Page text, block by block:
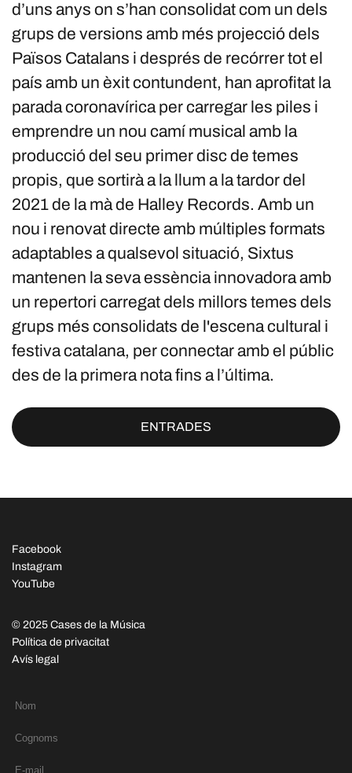
d’uns anys on s’han consolidat com un dels
grups de versions amb més projecció dels
Països Catalans i després de recórrer tot el
país amb un èxit contundent, han aprofitat la
parada coronavírica per carregar les piles i
emprendre un nou camí musical amb la
producció del seu primer disc de temes
propis, que sortirà a la llum a la tardor del
2021 de la mà de Halley Records. Amb un
nou i renovat directe amb múltiples formats
adaptables a qualsevol situació, Sixtus
mantenen la seva essència innovadora amb
un repertori carregat dels millors temes dels
grups més consolidats de l'escena cultural i
festiva catalana, per connectar amb el públic
des de la primera nota fins a l’última.
ENTRADES
Facebook
Instagram
YouTube
© 2025 Cases de la Música
Política de privacitat
Avís legal